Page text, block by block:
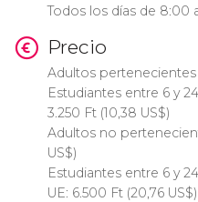
Todos los días de 8:00
Precio
Adultos pertenecientes
Estudiantes entre 6 y
3.250 Ft(10,38 US$)
Adultos no
US$)
Estudiantes entre 6 y
UE: 6.500 Ft(20,76 US$)